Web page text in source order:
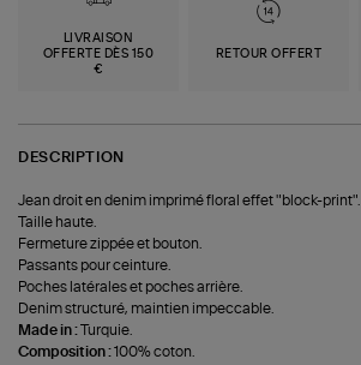
LIVRAISON
OFFERTE DÈS 150
€
RETOUR OFFERT
DESCRIPTION
Jean droit en denim imprimé floral effet "block-print".
Taille haute.
Fermeture zippée et bouton.
Passants pour ceinture.
Poches latérales et poches arrière.
Denim structuré, maintien impeccable.
Made in :
Turquie.
Composition :100% coton.